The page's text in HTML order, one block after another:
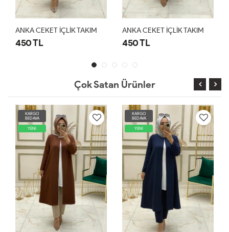
ANKA CEKET İÇLİK TAKIM
450 TL
ANKA CEKET İÇLİK TAKIM
450 TL
Çok Satan Ürünler
KARGO
BEDAVA
YENİ
KARGO
BEDAVA
YENİ